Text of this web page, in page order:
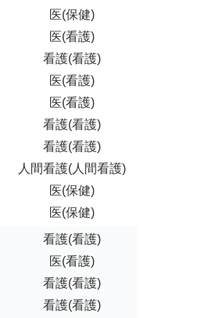
医(保健)
医(看護)
看護(看護)
医(看護)
医(看護)
看護(看護)
看護(看護)
人間看護(人間看護)
医(保健)
医(保健)
看護(看護)
医(看護)
看護(看護)
看護(看護)